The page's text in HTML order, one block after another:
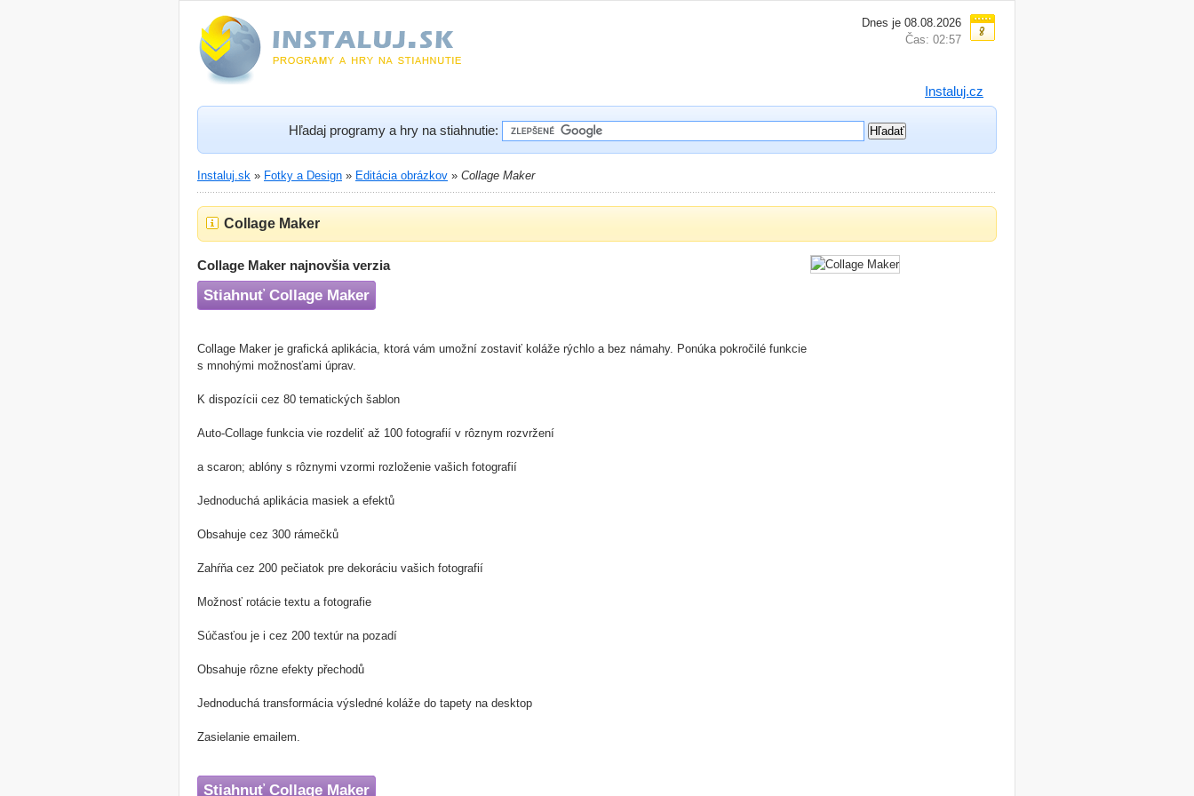
Dnes je 08.08.2026
Čas: 02:57
Instaluj.cz
Hľadaj programy a hry na stiahnutie:
Instaluj.sk » Fotky a Design » Editácia obrázkov » Collage Maker
Collage Maker
Collage Maker najnovšia verzia
Stiahnuť Collage Maker
Collage Maker je grafická aplikácia, ktorá vám umožní zostaviť koláže rýchlo a bez námahy. Ponúka pokročilé funkcie
s mnohými možnosťami úprav.
K dispozícii cez 80 tematických šablon
Auto-Collage funkcia vie rozdeliť až 100 fotografií v rôznym rozvržení
a scaron; ablóny s rôznymi vzormi rozloženie vašich fotografií
Jednoduchá aplikácia masiek a efektů
Obsahuje cez 300 rámečků
Zahŕňa cez 200 pečiatok pre dekoráciu vašich fotografií
Možnosť rotácie textu a fotografie
Súčasťou je i cez 200 textúr na pozadí
Obsahuje rôzne efekty přechodů
Jednoduchá transformácia výsledné koláže do tapety na desktop
Zasielanie emailem.
Stiahnuť Collage Maker